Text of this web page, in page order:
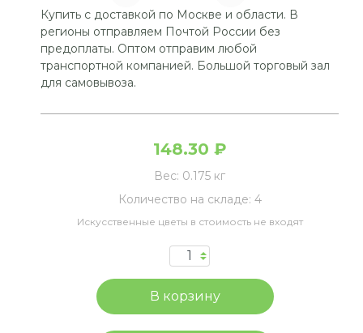
Купить с доставкой по Москве и области. В
регионы отправляем Почтой России без
предоплаты. Оптом отправим любой
транспортной компанией. Большой торговый зал
для самовывоза.
148.30 ₽
Вес: 0.175 кг
Количество на складе: 4
Искусственные цветы в стоимость не входят